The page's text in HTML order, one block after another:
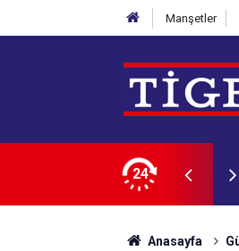
Manşetler
24
Anasayfa